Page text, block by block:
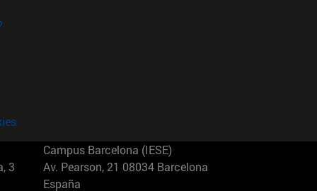
3
Campus Barcelona (IESE)
Av. Pearson, 21 08034 Barcelona
España